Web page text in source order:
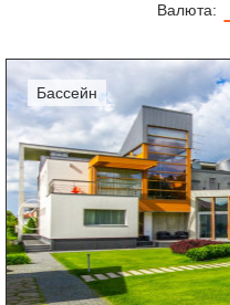
Валюта:
бассейн